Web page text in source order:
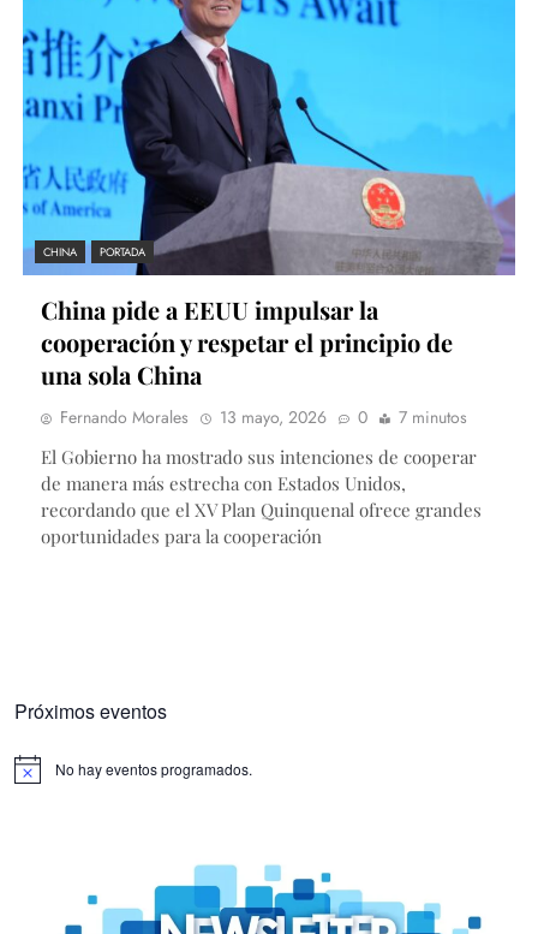
CHINA PORTADA
China pide a EEUU impulsar la
cooperación y respetar el principio de
una sola China
Fernando Morales 13 mayo, 2026 0
7 minutos
El Gobierno ha mostrado sus intenciones de cooperar
de manera más estrecha con Estados Unidos,
recordando que el XV Plan Quinquenal ofrece grandes
oportunidades para la cooperación
Próximos eventos
Aviso No hay eventos programados.